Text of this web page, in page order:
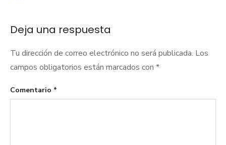
entradas
Deja una respuesta
Tu dirección de correo electrónico no será publicada. Los
campos obligatorios están marcados con *
Comentario *